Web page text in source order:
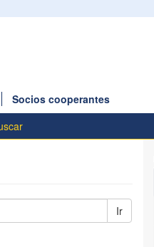
Socios cooperantes
Ir